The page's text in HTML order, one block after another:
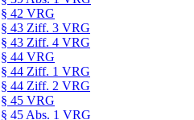
§ 42 VRG
§ 43 Ziff. 3 VRG
§ 43 Ziff. 4 VRG
§ 44 VRG
§ 44 Ziff. 1 VRG
§ 44 Ziff. 2 VRG
§ 45 VRG
§ 45 Abs. 1 VRG